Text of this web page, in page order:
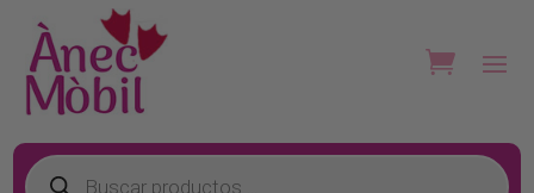
Búsqueda
de